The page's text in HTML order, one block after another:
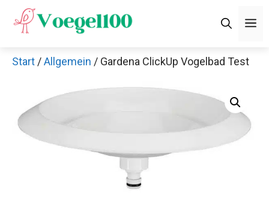
Inhalt
Start /Allgemein / Gardena ClickUp Vogelbad Test